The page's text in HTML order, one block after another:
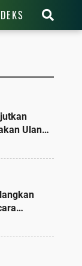
Ulang
dengan
5